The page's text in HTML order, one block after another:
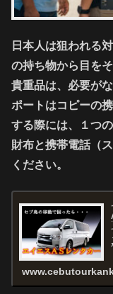
日本人は狙われる
の持ち物から目を
貴重品は、必要が
ポートはコピーの
する際には、１つ
財布と携帯電話（
ください。